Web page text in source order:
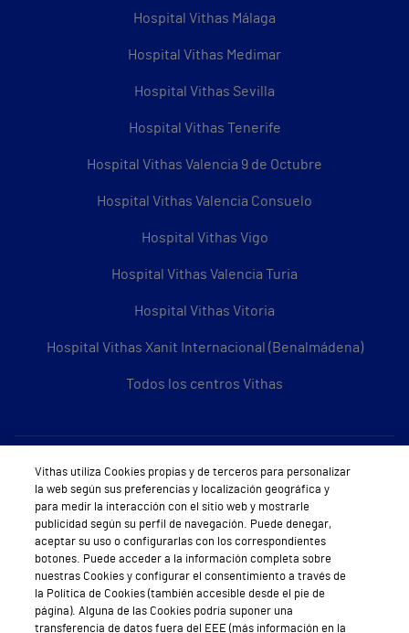
Hospital Vithas Málaga
Hospital Vithas Medimar
Hospital Vithas Sevilla
Hospital Vithas Tenerife
Hospital Vithas Valencia 9 de Octubre
Hospital Vithas Valencia Consuelo
Hospital Vithas Vigo
Hospital Vithas Valencia Turia
Hospital Vithas Vitoria
Hospital Vithas Xanit Internacional (Benalmádena)
Todos los centros Vithas
Sobre Vithas
Quiénes somos
Trabajar en Vithas
Teléfono Cita Médica
Teléfono Atención al Cliente
Vithas utiliza Cookies propias y de terceros para personalizar
la web según sus preferencias y localización geográfica y
para medir la interacción con el sitio web y mostrarle
publicidad según su perfil de navegación. Puede denegar,
aceptar su uso o configurarlas con los correspondientes
botones. Puede acceder a la información completa sobre
nuestras Cookies y configurar el consentimiento a través de
la Política de Cookies (también accesible desde el pie de
página). Alguna de las Cookies podría suponer una
transferencia de datos fuera del EEE (más información en la